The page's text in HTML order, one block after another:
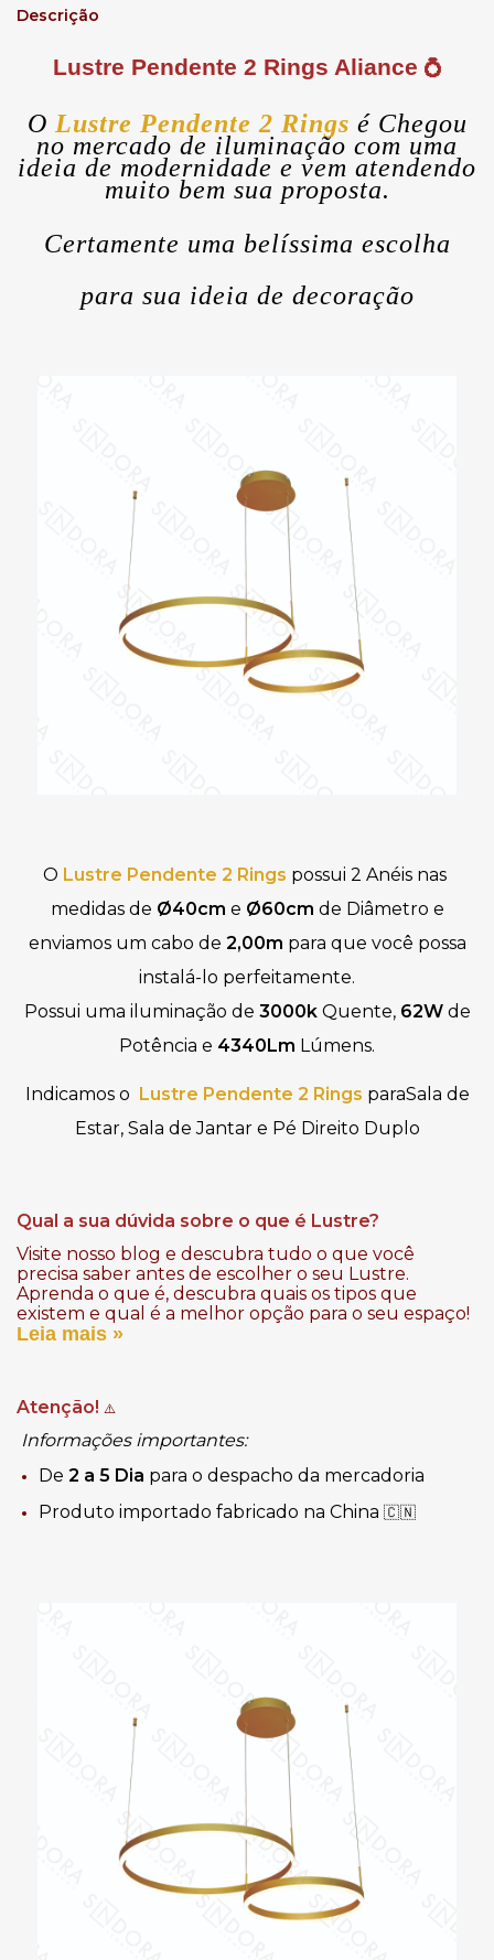
Descrição
Lustre Pendente 2 Rings Aliance 💍
O Lustre Pendente 2 Rings é Chegou
no mercado de iluminação com uma
ideia de modernidade e vem atendendo
muito bem sua proposta.
Certamente uma belíssima escolha
para sua ideia de decoração
O Lustre Pendente 2 Rings possui 2 Anéis nas
medidas de Ø40cm e Ø60cm de Diâmetro e
enviamos um cabo de 2,00m para que você possa
instalá-lo perfeitamente.
Possui uma iluminação de 3000k Quente, 62Wde
Potência e 4340Lm Lúmens.
Indicamos o Lustre Pendente 2 Rings paraSala de
Estar, Sala de Jantar e Pé Direito Duplo
Qual a sua dúvida sobre o que é Lustre?
Visite nosso blog e descubra tudo o que você
precisa saber antes de escolher o seu Lustre.
Aprenda o que é, descubra quais os tipos que
existem e qual é a melhor opção para o seu espaço!
Leia mais »
Atenção! ⚠️
Informações importantes:
De 2 a 5 Dia para o despacho da mercadoria
Produto importado fabricado na China 🇨🇳